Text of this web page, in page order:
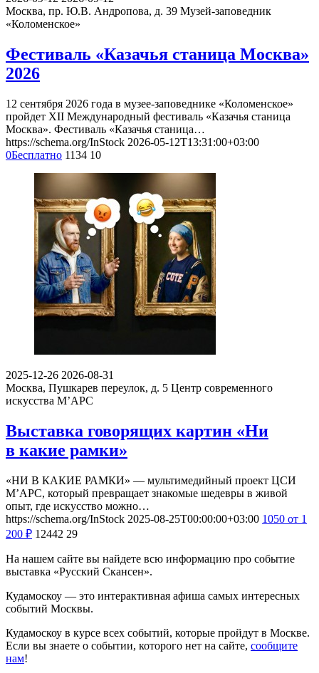
Москва, пр. Ю.В. Андропова, д. 39 Музей-заповедник
«Коломенское»
Фестиваль «Казачья станица Москва»
2026
12 сентября 2026 года в музее-заповеднике «Коломенское»
пройдет XII Международный фестиваль «Казачья станица
Москва». Фестиваль «Казачья станица…
https://schema.org/InStock 2026-05-12T13:31:00+03:00
0Бесплатно 1134 10
2025-12-26 2026-08-31
Москва, Пушкарев переулок, д. 5 Центр современного
искусства М’АРС
Выставка говорящих картин «Ни
в какие рамки»
«НИ В КАКИЕ РАМКИ» — мультимедийный проект ЦСИ
М’АРС, который превращает знакомые шедевры в живой
опыт, где искусство можно…
https://schema.org/InStock 2025-08-25T00:00:00+03:00 1050 от 1
200 ₽ 12442 29
На нашем сайте вы найдете всю информацию про событие
выставка «Русский Скансен».
Кудамоскоу — это интерактивная афиша самых интересных
событий Москвы.
Кудамоскоу в курсе всех событий, которые пройдут в Москве.
Если вы знаете о событии, которого нет на сайте, сообщите
нам!